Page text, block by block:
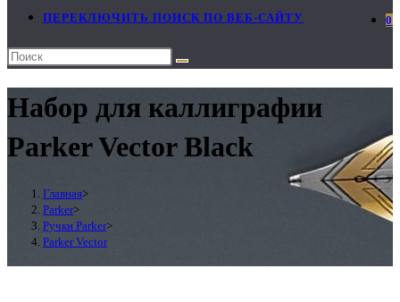
0
ПЕРЕКЛЮЧИТЬ ПОИСК ПО ВЕБ-САЙТУ
Набор для каллиграфии
Parker Vector Black
Главная>
Parker>
Ручки Parker>
Parker Vector